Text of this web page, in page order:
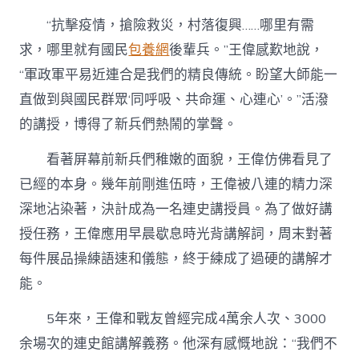
“抗擊疫情，搶險救災，村落復興……哪里有需
求，哪里就有國民包養網後輩兵。”王偉感歎地說，
“軍政軍平易近連合是我們的精良傳統。盼望大師能一
直做到與國民群眾‘同呼吸、共命運、心連心’。”活潑
的講授，博得了新兵們熱鬧的掌聲。
看著屏幕前新兵們稚嫩的面貌，王偉仿佛看見了
已經的本身。幾年前剛進伍時，王偉被八連的精力深
深地沾染著，決計成為一名連史講授員。為了做好講
授任務，王偉應用早晨歇息時光背講解詞，周末對著
每件展品操練語速和儀態，終于練成了過硬的講解才
能。
5年來，王偉和戰友曾經完成4萬余人次、3000
余場次的連史館講解義務。他深有感慨地說：“我們不